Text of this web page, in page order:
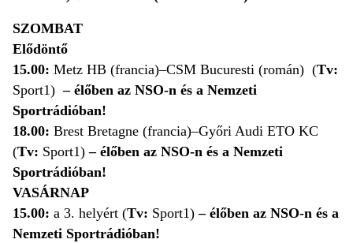
SZOMBAT
Elődöntő
15.00: Metz HB (francia)–CSM Bucuresti (román) (Tv:
Sport1)– élőben az NSO-n és a Nemzeti
Sportrádióban!
18.00: Brest Bretagne (francia)–Győri Audi ETO KC
(Tv: Sport1)– élőben az NSO-n és a Nemzeti
Sportrádióban!
VASÁRNAP
15.00: a 3. helyért (Tv: Sport1)– élőben az NSO-n és a
Nemzeti Sportrádióban!